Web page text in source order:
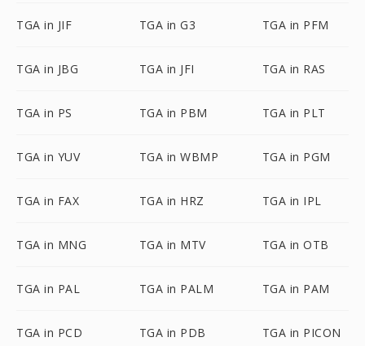
TGA in JIF TGA in G3 TGA in PFM
TGA in JBG TGA in JFI TGA in RAS
TGA in PS TGA in PBM TGA in PLT
TGA in YUV TGA in WBMP TGA in PGM
TGA in FAX TGA in HRZ TGA in IPL
TGA in MNG TGA in MTV TGA in OTB
TGA in PAL TGA in PALM TGA in PAM
TGA in PCD TGA in PDB TGA in PICON